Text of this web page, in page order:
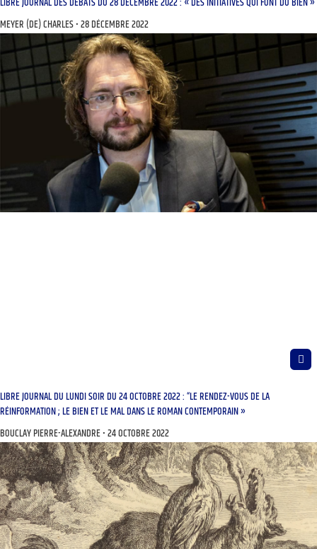
MEYER (DE) CHARLES 28 DÉCEMBRE 2022
LIBRE JOURNAL DU LUNDI SOIR DU 24 OCTOBRE 2022 : “LE RENDEZ-VOUS DE LA
RÉINFORMATION ; LE BIEN ET LE MAL DANS LE ROMAN CONTEMPORAIN »
BOUCLAY PIERRE-ALEXANDRE 24 OCTOBRE 2022